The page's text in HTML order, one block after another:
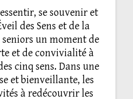
se souvenir et
des Sens et de la
un moment de
et de convivialité à
cinq sens. Dans une
et bienveillante, les
à redécouvrir les